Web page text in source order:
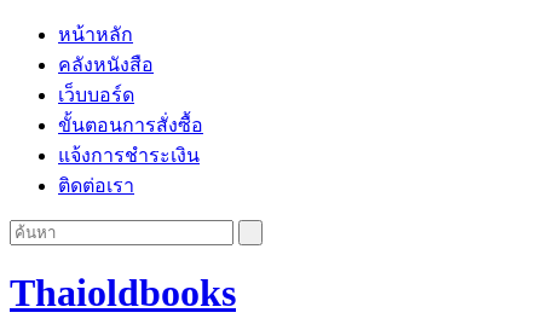
หน้าหลัก
คลังหนังสือ
เว็บบอร์ด
ขั้นตอนการสั่งซื้อ
แจ้งการชำระเงิน
ติดต่อเรา
Thaioldbooks